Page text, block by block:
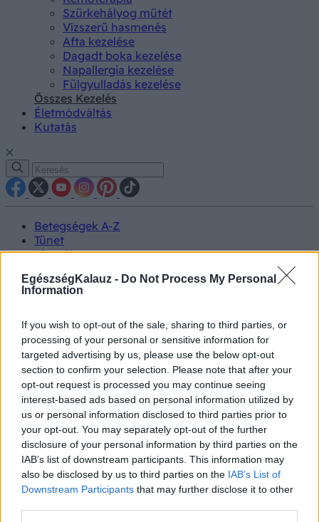
EgészségKalauz - Do Not Process My Personal
Information
If you wish to opt-out of the sale, sharing to third parties, or
processing of your personal or sensitive information for
targeted advertising by us, please use the below opt-out
section to confirm your selection. Please note that after your
opt-out request is processed you may continue seeing
interest-based ads based on personal information utilized by
us or personal information disclosed to third parties prior to
your opt-out. You may separately opt-out of the further
disclosure of your personal information by third parties on the
IAB’s list of downstream participants. This information may
also be disclosed by us to third parties on the IAB’s List of
Downstream Participants that may further disclose it to other
Szürkehályog műtét
Vízszerű hasmenés
Afta kezelése
Dagadt boka kezelése
Napallergia kezelése
Fülgyulladás kezelése
Összes Kezelés
Életmódváltás
Kutatás
Betegségek A-Z
Tünet
Vizsgálat
Életmódváltás
Kutatás
Hírek
Videók
Kisállatok egészsége
#allergia #influenza#cukorbetegség
#orvosmeteorológia#vérnyomás#stroke#rákbetegség
#pajzsmirigy#reflux#ekcéma#herpesz
Regisztráció